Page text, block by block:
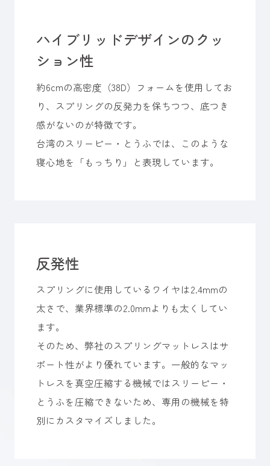
ハイブリッドデザインのクッ
ション性
約6cmの高密度（38D）フォームを使用してお
り、スプリングの反発力を保ちつつ、底つき
感がないのが特徴です。
台湾のスリーピー・とうふでは、このような
寝心地を「もっちり」と表現しています。
反発性
スプリングに使用しているワイヤは2.4mmの
太さで、業界標準の2.0mmよりも太くしてい
ます。
そのため、弊社のスプリングマットレスはサ
ポート性がより優れています。一般的なマッ
トレスを真空圧縮する機械ではスリーピー・
とうふを圧縮できないため、専用の機械を特
別にカスタマイズしました。